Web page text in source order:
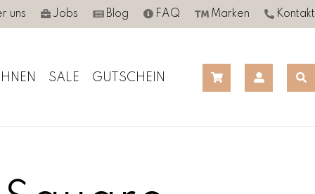
uns Jobs Blog FAQ Marken Kontakt
SALE GUTSCHEIN